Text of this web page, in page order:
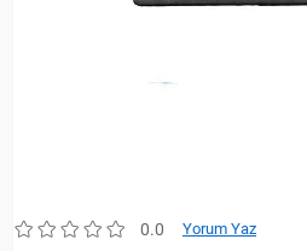
0.0 Yorum Yaz